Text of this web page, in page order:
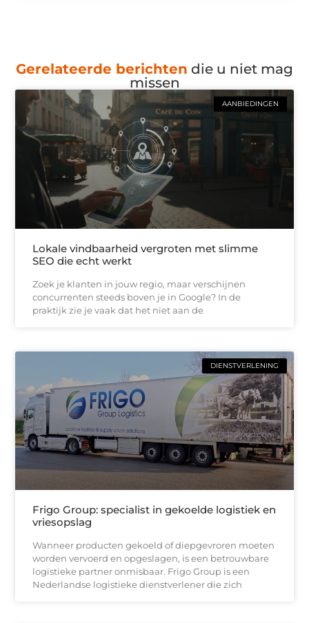
Gerelateerde berichten die u niet mag
missen
AANBIEDINGEN
Lokale vindbaarheid vergroten met slimme
SEO die echt werkt
Zoek je klanten in jouw regio, maar verschijnen
concurrenten steeds boven je in Google? In de
praktijk zie je vaak dat het niet aan de
DIENSTVERLENING
Frigo Group: specialist in gekoelde logistiek en
vriesopslag
Wanneer producten gekoeld of diepgevroren moeten
worden vervoerd en opgeslagen, is een betrouwbare
logistieke partner onmisbaar. Frigo Group is een
Nederlandse logistieke dienstverlener die zich